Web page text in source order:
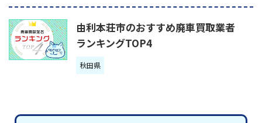
由利本荘市のおすすめ廃車買取業者
ランキングTOP4
秋田県